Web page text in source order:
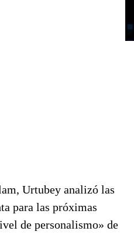
Urtubey analizó las
para las próximas
de personalismo» de